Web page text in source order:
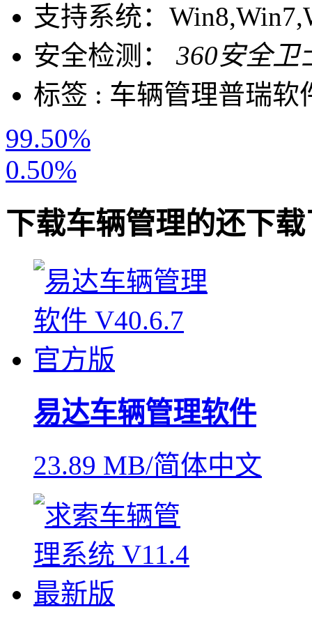
支持系统：
安全检测：
360安全卫
标签 : 车辆管理普瑞软
99.50%
0.50%
下载车辆管理的还下载
易达车辆管理软件
23.89 MB/简体中文